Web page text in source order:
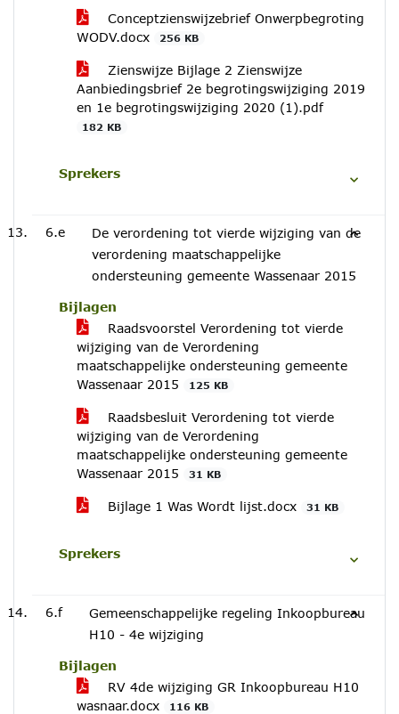
Conceptzienswijzebrief Onwerpbegroting
WODV.docx
256 KB
Zienswijze Bijlage 2 Zienswijze
Aanbiedingsbrief 2e begrotingswijziging 2019
en 1e begrotingswijziging 2020 (1).pdf
182 KB
Sprekers
6.e
De verordening tot vierde wijziging van de
verordening maatschappelijke
ondersteuning gemeente Wassenaar 2015
Bijlagen
Raadsvoorstel Verordening tot vierde
wijziging van de Verordening
maatschappelijke ondersteuning gemeente
Wassenaar 2015
125 KB
Raadsbesluit Verordening tot vierde
wijziging van de Verordening
maatschappelijke ondersteuning gemeente
Wassenaar 2015
31 KB
Bijlage 1 Was Wordt lijst.docx 31 KB
Sprekers
6.f
Gemeenschappelijke regeling Inkoopbureau
H10 - 4e wijziging
Bijlagen
RV 4de wijziging GR Inkoopbureau H10
wasnaar.docx
116 KB